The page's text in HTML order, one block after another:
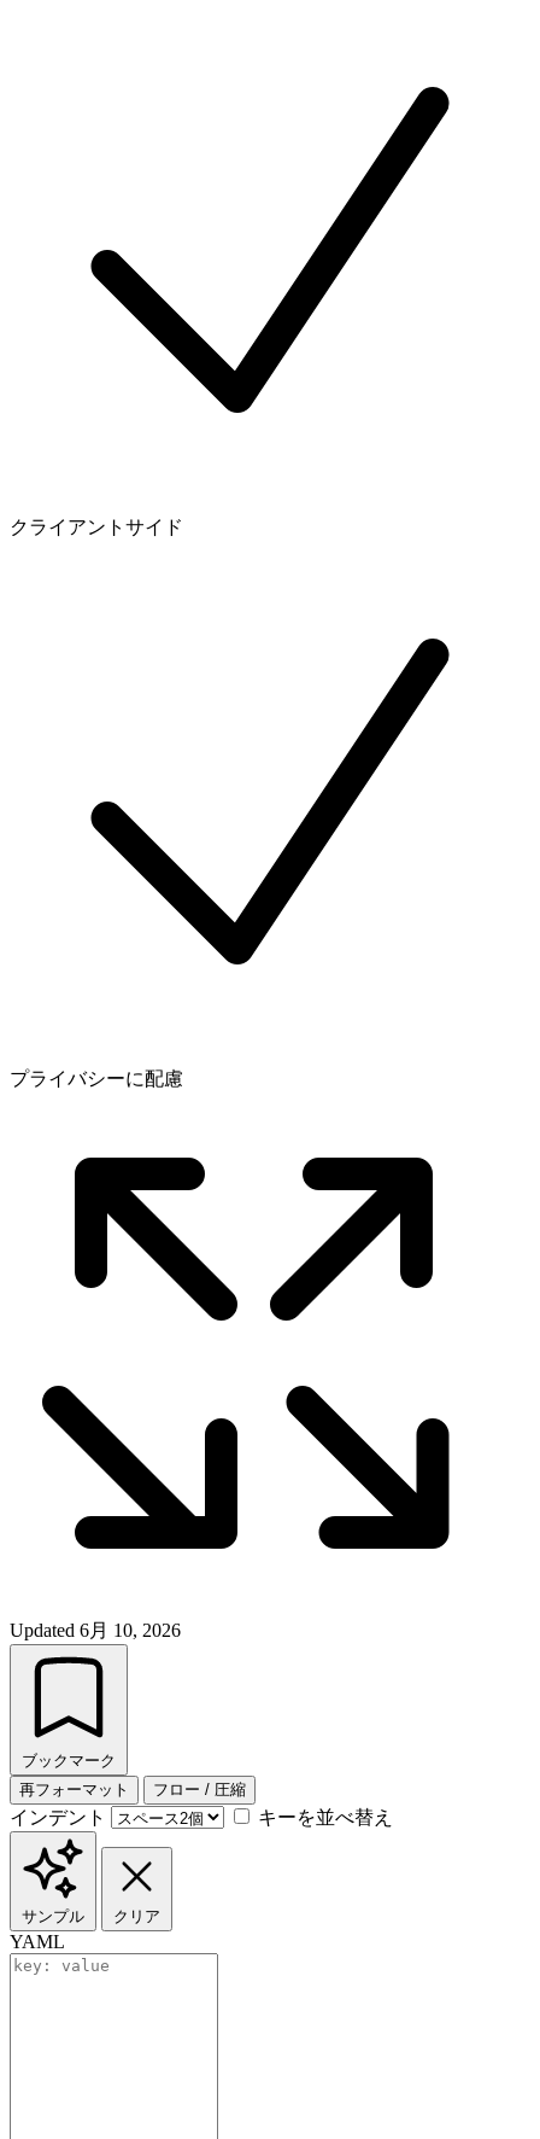
クライアントサイド
プライバシーに配慮
Updated 6月 10, 2026
ブックマーク
再フォーマット
フロー / 圧縮
インデント キーを並べ替え
サンプル クリア
YAML